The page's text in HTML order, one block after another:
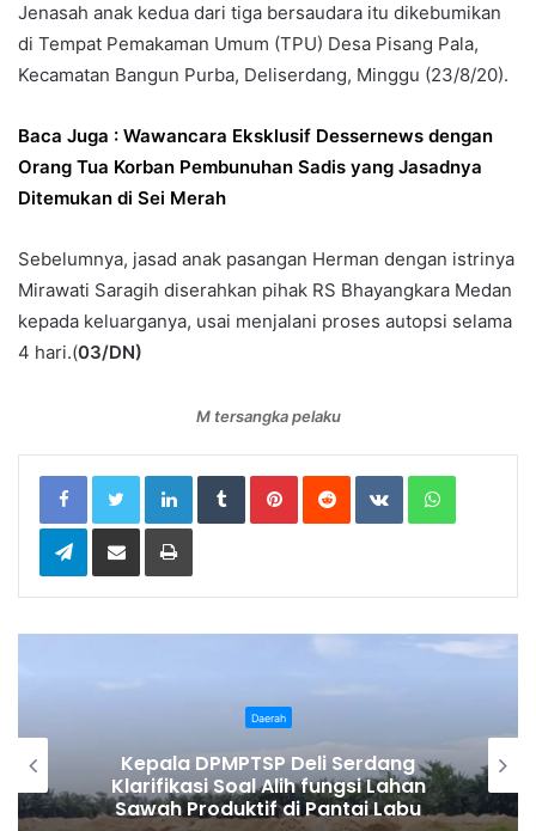
Jenasah anak kedua dari tiga bersaudara itu dikebumikan
di Tempat Pemakaman Umum (TPU) Desa Pisang Pala,
Kecamatan Bangun Purba, Deliserdang, Minggu (23/8/20).
Baca Juga : Wawancara Eksklusif Dessernews dengan
Orang Tua Korban Pembunuhan Sadis yang Jasadnya
Ditemukan di Sei Merah
Sebelumnya, jasad anak pasangan Herman dengan istrinya
Mirawati Saragih diserahkan pihak RS Bhayangkara Medan
kepada keluarganya, usai menjalani proses autopsi selama
4 hari.(03/DN)
M tersangka pelaku
LinkedIn Tumblr Pinterest Reddit VKontakte
Telegram Print
Serdang
Lahan
Labu
Wakil Bupati Lepas
Beregu Semarak HUT
Kemerdekaan RI